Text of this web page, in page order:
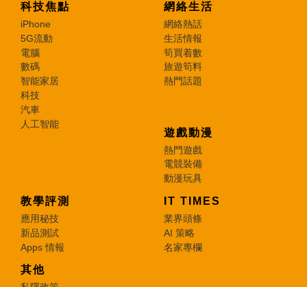
科技焦點
iPhone
5G流動
電腦
數碼
智能家居
科技
汽車
人工智能
網絡生活
網絡熱話
生活情報
筍買着數
旅遊筍料
熱門話題
遊戲動漫
熱門遊戲
電競裝備
動漫玩具
教學評測
應用秘技
新品測試
Apps 情報
IT TIMES
業界頭條
AI 策略
名家專欄
其他